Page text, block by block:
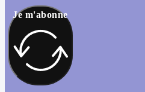
Je m'abonne